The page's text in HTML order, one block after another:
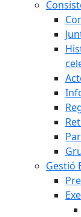
Gestió